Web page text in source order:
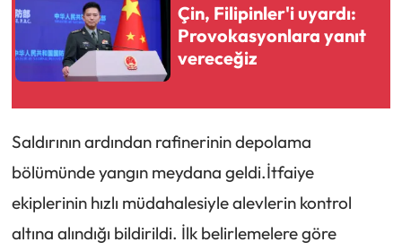
Çin, Filipinler'i uyardı:
Provokasyonlara yanıt
vereceğiz
Saldırının ardından rafinerinin depolama
bölümünde yangın meydana geldi.İtfaiye
ekiplerinin hızlı müdahalesiyle alevlerin kontrol
altına alındığı bildirildi. İlk belirlemelere göre